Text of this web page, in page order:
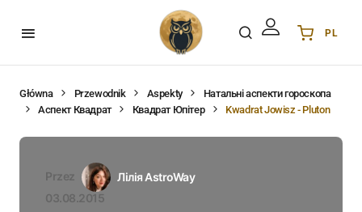
PL
English
DE Deutsch
PL Polski
Główna Przewodnik Aspekty
Натальні аспекти гороскопа
Аспект Квадрат
Квадрат Юпітер Kwadrat Jowisz - Pluton
Przez
Лілія AstroWay
03.08.2015